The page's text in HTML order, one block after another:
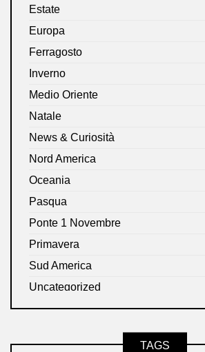
Estate
Europa
Ferragosto
Inverno
Medio Oriente
Natale
News & Curiosità
Nord America
Oceania
Pasqua
Ponte 1 Novembre
Primavera
Sud America
Uncategorized
TAGS